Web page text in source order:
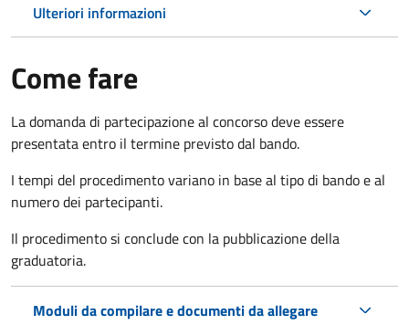
Ulteriori informazioni
Come fare
La domanda di partecipazione al concorso deve essere
presentata entro il termine previsto dal bando.
I tempi del procedimento variano in base al tipo di bando e al
numero dei partecipanti.
Il procedimento si conclude con la pubblicazione della
graduatoria.
Moduli da compilare e documenti da allegare